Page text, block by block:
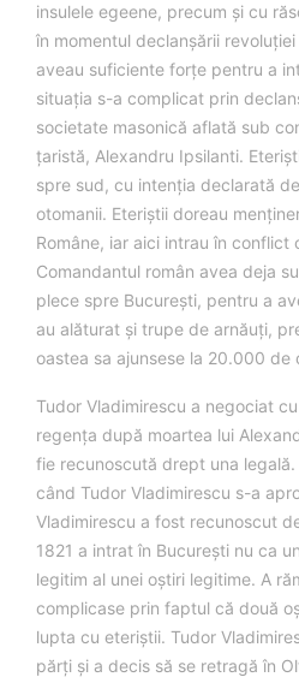
insulele egeene, precum și cu
în momentul declanșării
aveau suficiente forțe pentru a
situația s-a complicat prin
societate masonică aflată sub
țaristă, Alexandru Ipsilanti.
spre sud, cu intenția declarată
otomanii. Eteriștii doreau
Române, iar aici intrau în conflict
Comandantul român avea deja
plece spre București, pentru a
au alăturat și trupe de arnăuți,
oastea sa ajunsese la 20.000 de
Tudor Vladimirescu a negociat
regența după moartea lui
fie recunoscută drept una
când Tudor Vladimirescu s-a
Vladimirescu a fost recunoscut
1821 a intrat în București nu ca
legitim al unei oștiri legitime. A
complicase prin faptul că două
lupta cu eteriștii. Tudor
părți și a decis să se retragă în